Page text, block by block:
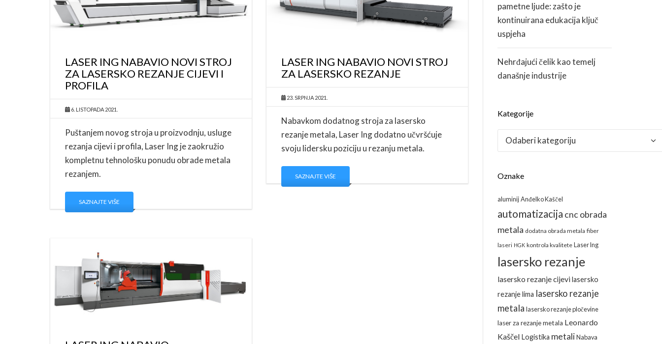
LASER ING NABAVIO NOVI STROJ
ZA LASERSKO REZANJE CIJEVI I
PROFILA
6. LISTOPADA 2021.
Puštanjem novog stroja u proizvodnju, usluge
rezanja cijevi i profila, Laser Ing je zaokružio
kompletnu tehnološku ponudu obrade metala
rezanjem.
SAZNAJTE VIŠE
LASER ING NABAVIO NOVI STROJ
ZA LASERSKO REZANJE
23. SRPNJA 2021.
Nabavkom dodatnog stroja za lasersko
rezanje metala, Laser Ing dodatno učvršćuje
svoju lidersku poziciju u rezanju metala.
SAZNAJTE VIŠE
pametne ljude: zašto je
kontinuirana edukacija ključ
uspjeha
Nehrđajući čelik kao temelj
današnje industrije
Kategorije
Kategorije
Oznake
aluminij Anđelko Kaščel
automatizacija cnc obrada
metala dodatna obrada metala fiber
laseri HGK kontrola kvalitete Laser Ing
lasersko rezanje
lasersko rezanje cijevi lasersko
rezanje lima lasersko rezanje
metala lasersko rezanje pločevine
laser za rezanje metala Leonardo
Kaščel Logistika metali Nabava